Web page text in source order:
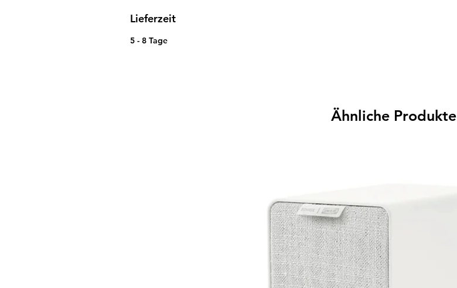
Lieferzeit
5 - 8 Tage
Ähnliche Produkte